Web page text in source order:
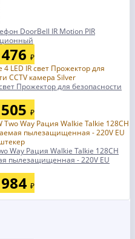
DoorBell IR Motion PIR
₽
Прожектор для безопасности
₽
Way Рация Walkie Talkie 128CH
пылезащищенная - 220V EU
₽